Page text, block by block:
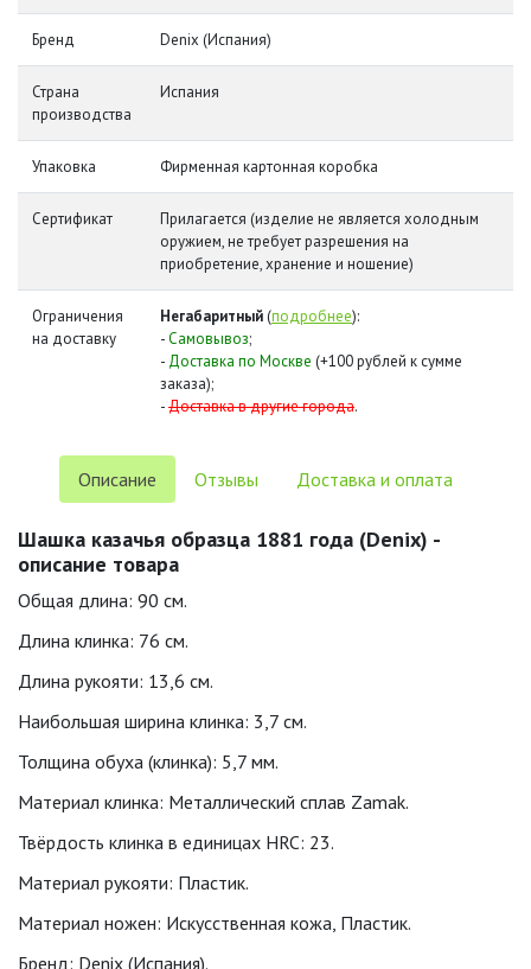
Бренд Denix (Испания)
Страна
производства
Испания
Упаковка Фирменная картонная коробка
Сертификат
Прилагается (изделие не является холодным
оружием, не требует разрешения на
приобретение, хранение и ношение)
Ограничения
на доставку
Негабаритный(подробнее):
-Самовывоз;
- Доставка по Москве (+100 рублей к сумме
заказа);
-Доставка в другие города.
Описание Отзывы Доставка и оплата
Шашка казачья образца 1881 года (Denix) -
описание товара
Общая длина: 90 см.
Длина клинка: 76 см.
Длина рукояти: 13,6 см.
Наибольшая ширина клинка: 3,7 см.
Толщина обуха (клинка): 5,7 мм.
Материал клинка: Металлический сплав Zamak.
Твёрдость клинка в единицах HRC: 23.
Материал рукояти: Пластик.
Материал ножен: Искусственная кожа, Пластик.
Бренд: Denix (Испания).